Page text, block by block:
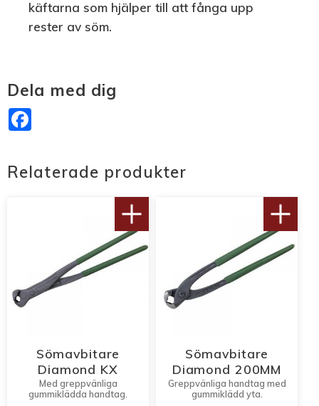
käftarna som hjälper till att fånga upp
rester av söm.
Dela med dig
Relaterade produkter
Sömavbitare
Diamond KX
Med greppvänliga
gummiklädda handtag.
Sömavbitare
Diamond 200MM
Greppvänliga handtag med
gummiklädd yta.